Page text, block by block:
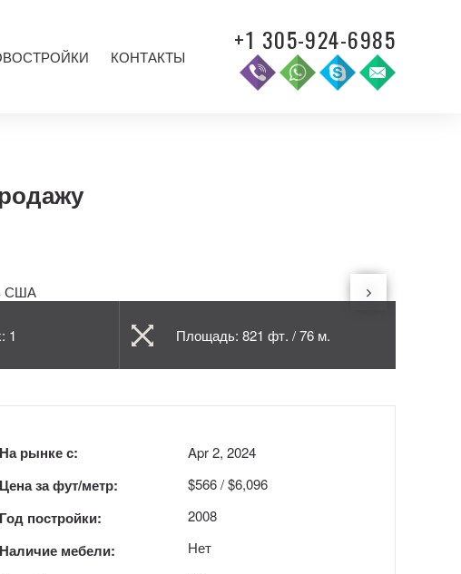
КОНТАКТЫ
+1 305-924-6985
1 Площадь: 821 фт. / 76 м.
На рынке с:
Цена за фут/метр:
Год постройки:
Наличие мебели:
Apr 2, 2024
$566 / $6,096
2008
Нет